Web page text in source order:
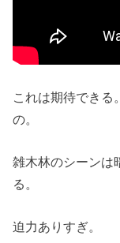
これは期待できる
の。
雑木林のシーンは
る。
迫力ありすぎ。